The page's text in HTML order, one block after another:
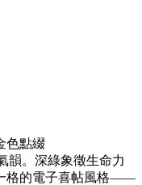
色點綴
韻。深綠象徵生命力
格的電子喜帖風格——